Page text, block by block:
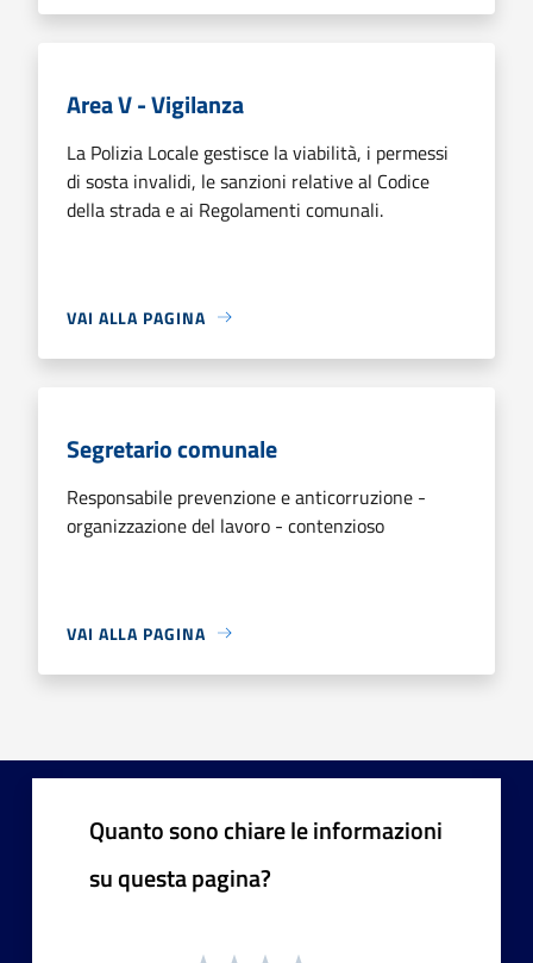
Area V - Vigilanza
La Polizia Locale gestisce la viabilità, i permessi
di sosta invalidi, le sanzioni relative al Codice
della strada e ai Regolamenti comunali.
VAI ALLA PAGINA
Segretario comunale
Responsabile prevenzione e anticorruzione -
organizzazione del lavoro - contenzioso
VAI ALLA PAGINA
Quanto sono chiare le informazioni
su questa pagina?